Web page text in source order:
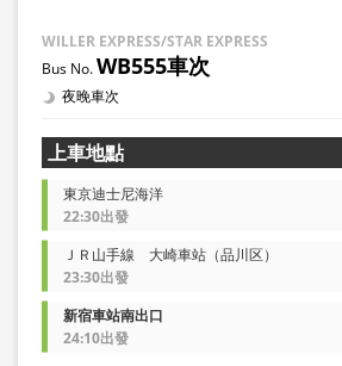
WILLER EXPRESS/STAR EXPRESS
WB555車次
夜晚車次
上車地點
東京迪士尼海洋
22:30出發
ＪＲ山手線 大崎車站（品川区）
23:30出發
新宿車站南出口
24:10出發